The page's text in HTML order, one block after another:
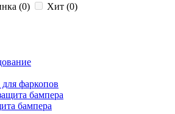
(0) Хит (0)
фаркопов
бампера
бампера